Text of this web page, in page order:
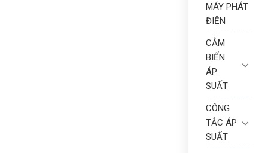
MÁY PHÁT
ĐIỆN
CẢM
BIẾN
ÁP
SUẤT
CÔNG
TẮC ÁP
SUẤT